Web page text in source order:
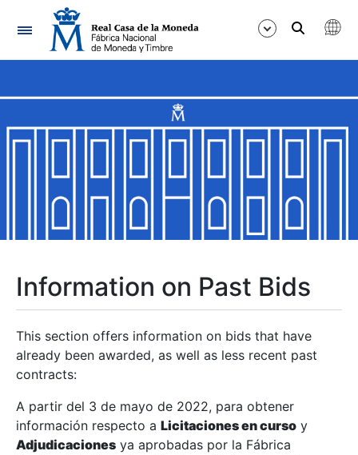
Navigation
Show/Hide
Show/Hide
Show/Hide
Show/Hide
Show/Hide
Information on Past Bids
This section offers information on bids that have
already been awarded, as well as less recent past
contracts:
A partir del 3 de mayo de 2022, para obtener
información respecto a Licitaciones en curso y
Adjudicaciones ya aprobadas por la Fábrica